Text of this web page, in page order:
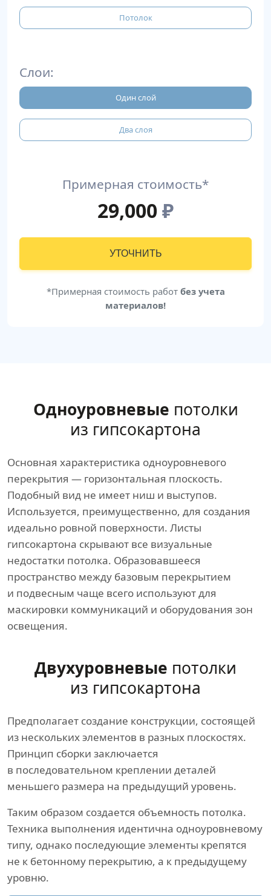
Потолок
Слои:
Один слой
Два слоя
Примерная стоимость*
29,000₽
УТОЧНИТЬ
*Примерная стоимость работ без учета
материалов!
Одноуровневые потолки
из гипсокартона
Основная характеристика одноуровневого
перекрытия — горизонтальная плоскость.
Подобный вид не имеет ниш и выступов.
Используется, преимущественно, для создания
идеально ровной поверхности. Листы
гипсокартона скрывают все визуальные
недостатки потолка. Образовавшееся
пространство между базовым перекрытием
и подвесным чаще всего используют для
маскировки коммуникаций и оборудования зон
освещения.
Двухуровневые потолки
из гипсокартона
Предполагает создание конструкции, состоящей
из нескольких элементов в разных плоскостях.
Принцип сборки заключается
в последовательном креплении деталей
меньшего размера на предыдущий уровень.
Таким образом создается объемность потолка.
Техника выполнения идентична одноуровневому
типу, однако последующие элементы крепятся
не к бетонному перекрытию, а к предыдущему
уровню.